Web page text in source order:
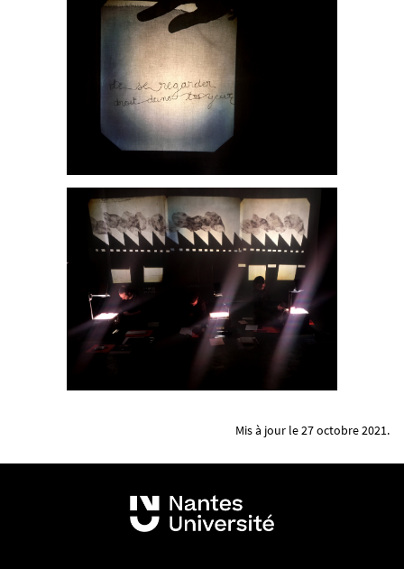
Mis à jour le 27 octobre 2021.